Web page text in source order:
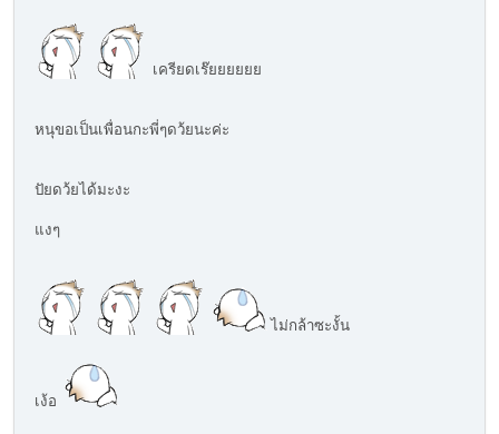
เครียดเร๊ยยยยยย
หนุขอเป็นเพื่อนกะพี่ๆดว้ยนะค่ะ
ปัยดว้ยได้มะงะ
แงๆ
ไม่กล้าซะงั้น
เง้อ